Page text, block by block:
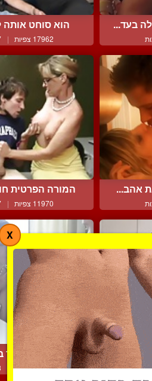
בעד... הוא סוחט אותה
17962 צפיות |
7
אהב... המורה הפרטית
11970 צפיות |
7
... סקס על הבוקר
11054 צפיות 3
X